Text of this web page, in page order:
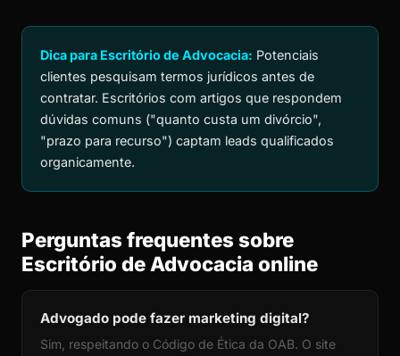
Dica para Escritório de Advocacia: Potenciais
clientes pesquisam termos jurídicos antes de
contratar. Escritórios com artigos que respondem
dúvidas comuns ("quanto custa um divórcio",
"prazo para recurso") captam leads qualificados
organicamente.
Perguntas frequentes sobre
Escritório de Advocacia online
Advogado pode fazer marketing digital?
Sim, respeitando o Código de Ética da OAB. O site